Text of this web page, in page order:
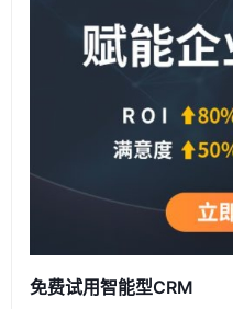
免费试用智能型CRM